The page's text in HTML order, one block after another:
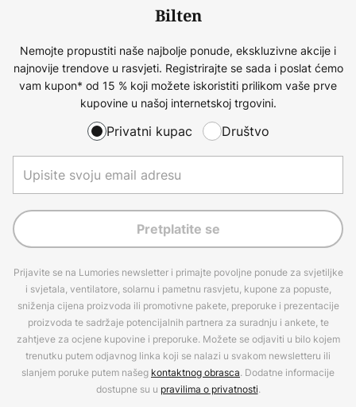
Bilten
Nemojte propustiti naše najbolje ponude, ekskluzivne akcije i
najnovije trendove u rasvjeti. Registrirajte se sada i poslat ćemo
vam kupon* od 15 % koji možete iskoristiti prilikom vaše prve
kupovine u našoj internetskoj trgovini.
Privatni kupac Društvo
Pretplatite se
Prijavite se na Lumories newsletter i primajte povoljne ponude za svjetiljke
i svjetala, ventilatore, solarnu i pametnu rasvjetu, kupone za popuste,
sniženja cijena proizvoda ili promotivne pakete, preporuke i prezentacije
proizvoda te sadržaje potencijalnih partnera za suradnju i ankete, te
zahtjeve za ocjene kupovine i preporuke. Možete se odjaviti u bilo kojem
trenutku putem odjavnog linka koji se nalazi u svakom newsletteru ili
slanjem poruke putem našeg kontaktnog obrasca. Dodatne informacije
dostupne su u pravilima o privatnosti.